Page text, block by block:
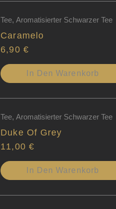
Tee,Aromatisierter Schwarzer Tee
Caramelo
6,90 €
In Den Warenkorb
Tee,Aromatisierter Schwarzer Tee
Duke Of Grey
11,00 €
In Den Warenkorb